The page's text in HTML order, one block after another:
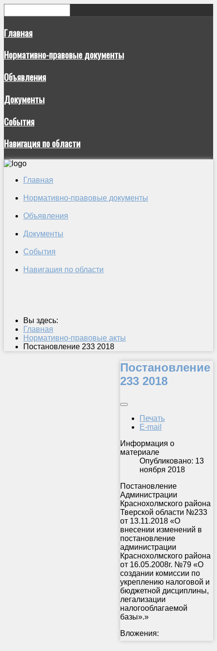
Главная
Нормативно-правовые документы
Объявления
Документы
События
Навигация по области
Главная
Нормативно-правовые документы
Объявления
Документы
События
Навигация по области
Вы здесь:
Главная
Нормативно-правовые акты
Постановление 233 2018
Постановление
233 2018
Печать
E-mail
Информация о
материале
Опубликовано: 13
ноября 2018
Постановление
Администрации
Краснохолмского района
Тверской области №233
от 13.11.2018 «О
внесении изменений в
постановление
администрации
Краснохолмского района
от 16.05.2008г. №79 «О
создании комиссии по
укреплению налоговой и
бюджетной дисциплины,
легализации
налогооблагаемой
базы».»
Вложения: